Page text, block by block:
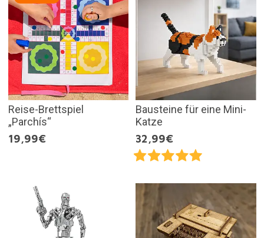
Reise-Brettspiel
„Parchís“
19,99€
Bausteine für eine Mini-
Katze
32,99€